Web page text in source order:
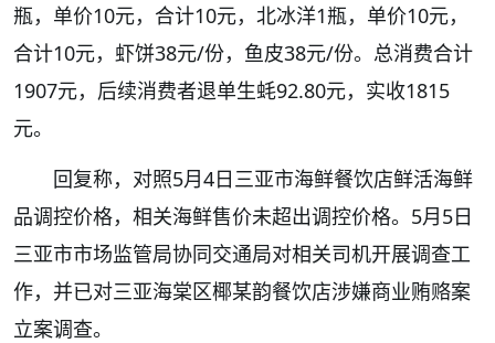
瓶，单价10元，合计10元，北冰洋1瓶，单价10元，
合计10元，虾饼38元/份，鱼皮38元/份。总消费合计
1907元，后续消费者退单生蚝92.80元，实收1815
元。
回复称，对照5月4日三亚市海鲜餐饮店鲜活海鲜
品调控价格，相关海鲜售价未超出调控价格。5月5日
三亚市市场监管局协同交通局对相关司机开展调查工
作，并已对三亚海棠区椰某韵餐饮店涉嫌商业贿赂案
立案调查。